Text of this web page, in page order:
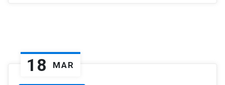
18 MAR